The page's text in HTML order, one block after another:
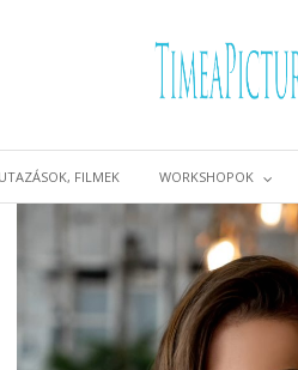
FILMEK WORKSHOPOK